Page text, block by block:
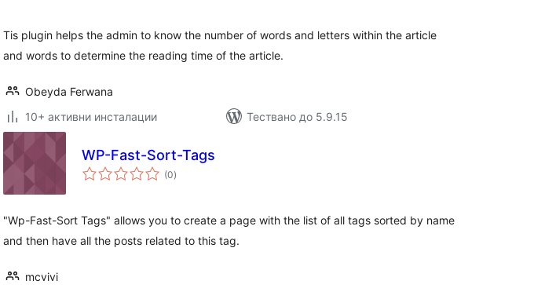
Tis plugin helps the admin to know the number of words and letters within the article
and words to determine the reading time of the article.
Obeyda Ferwana
10+ активни инсталации
Тествано до 5.9.15
WP-Fast-Sort-Tags
(0общо
оценки
)
"Wp-Fast-Sort Tags" allows you to create a page with the list of all tags sorted by name
and then have all the posts related to this tag.
mcvivi